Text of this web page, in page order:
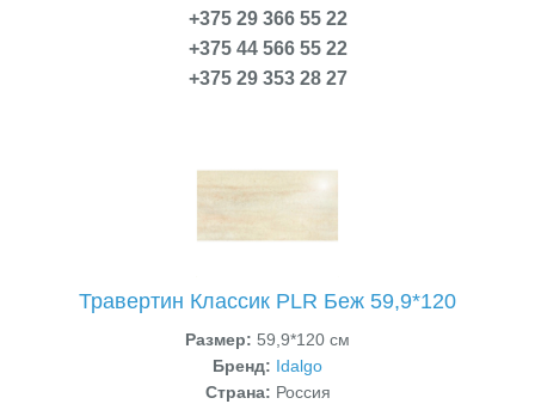
+375 29 366 55 22
+375 44 566 55 22
+375 29 353 28 27
Травертин Классик PLR Беж 59,9*120
Размер: 59,9*120 см
Бренд: Idalgo
Страна: Россия